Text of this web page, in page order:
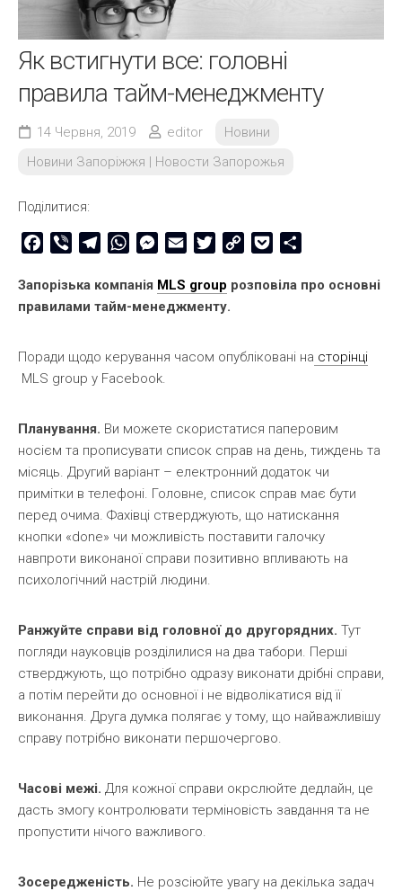
Як встигнути все: головні
правила тайм-менеджменту
14 Червня, 2019 editor
Новини
Новини Запоріжжя | Новости Запорожья
Поділитися:
Facebook
Viber TelegramWhatsAppMessenger
Email TwitterCopy
Pocket
Запорізька компанія MLS group розповіла про основні
правилами тайм-менеджменту.
Поради щодо керування часом опубліковані на сторінці
MLS group у Facebook.
Планування. Ви можете скористатися паперовим
носієм та прописувати список справ на день, тиждень та
місяць. Другий варіант – електронний додаток чи
примітки в телефоні. Головне, список справ має бути
перед очима. Фахівці стверджують, що натискання
кнопки «done» чи можливість поставити галочку
навпроти виконаної справи позитивно впливають на
психологічний настрій людини.
Ранжуйте справи від головної до другорядних. Тут
погляди науковців розділилися на два табори. Перші
стверджують, що потрібно одразу виконати дрібні справи,
а потім перейти до основної і не відволікатися від її
виконання. Друга думка полягає у тому, що найважливішу
справу потрібно виконати першочергово.
Часові межі. Для кожної справи окрслюйте дедлайн, це
дасть змогу контролювати терміновість завдання та не
пропустити нічого важливого.
Зосередженість. Не розсіюйте увагу на декілька задач